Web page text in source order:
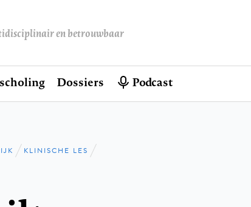
en betrouwbaar
Dossiers Podcast
KLINISCHE LES